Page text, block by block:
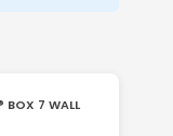
BOX 7 WALL